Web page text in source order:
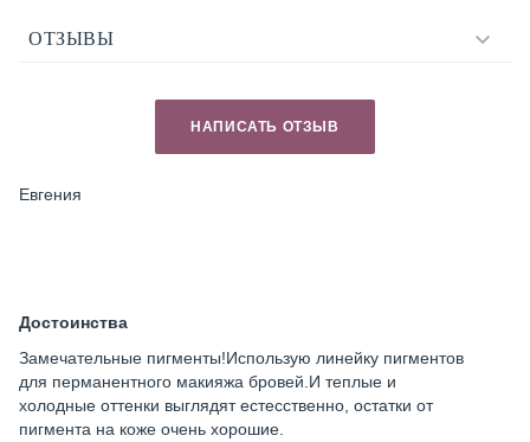
ОТЗЫВЫ
НАПИСАТЬ ОТЗЫВ
Евгения
Достоинства
Замечательные пигменты!Использую линейку пигментов
для перманентного макияжа бровей.И теплые и
холодные оттенки выглядят естесственно, остатки от
пигмента на коже очень хорошие.